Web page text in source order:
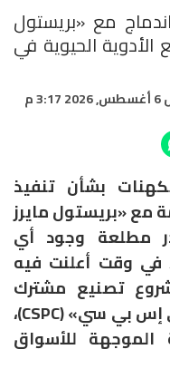
مع «بريستول
الحيوية في
م
بشأن تنفيذ
مع «بريستول مايرز
مطلعة وجود أي
في وقت أعلنت فيه
تصنيع مشترك
جديد في الصين مع شركة «سي إس بي سي» (CSPC)،
الموجهة للأسواق